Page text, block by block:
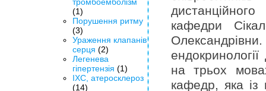
(1)
Порушення ритму
(3)
Ураження клапанів
серця (2)
Легенева
гіпертензія (1)
ІХС, атеросклероз
(14)
кафедри
на трьох
кафедр, яка із